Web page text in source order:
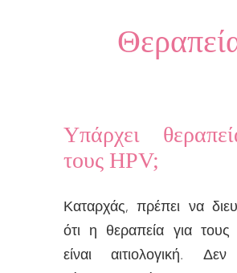
Υπάρχει
τους HPV;
Καταρχάς, πρέπει να
ότι η θεραπεία για
είναι αιτιολογική.